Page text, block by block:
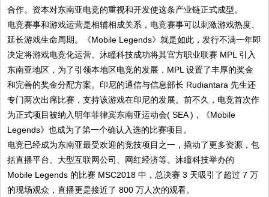
合作。资本对东南亚电竞的重视和开发使这条产业链正式成型。
电竞赛事和游戏运营是相辅相成关系，电竞赛事可以刺激游戏热度、
延长游戏生命周期。《Mobile Legends》就是如此，发行不满一年即
决定将游戏电竞化运营。沐瞳科技成功将其官方职业联赛 MPL 引入
东南亚地区，为了引领本地区电竞的发展，MPL 设置了丰厚的奖金
和完善的奖金分配方案。印尼的通信与信息部长 Rudiantara 先生还
专门两次出席比赛，支持该游戏在印尼的发展。前不久，电竞首次作
为正式项目被纳入明年菲律宾东南亚运动会( SEA )，《Mobile
Legends》也成为了第一个确认入选的比赛项目。
电竞已经成为东南亚最受欢迎的竞技项目之一，撬动了更多资源，包
括直播平台、大型互联网公司、网红经济等。沐瞳科技举办的
Mobile Legends 的比赛 MSC2018 中，总决赛 3 天吸引了超过 7 万
的现场观众，直播更是接近了 800 万人次的观看。